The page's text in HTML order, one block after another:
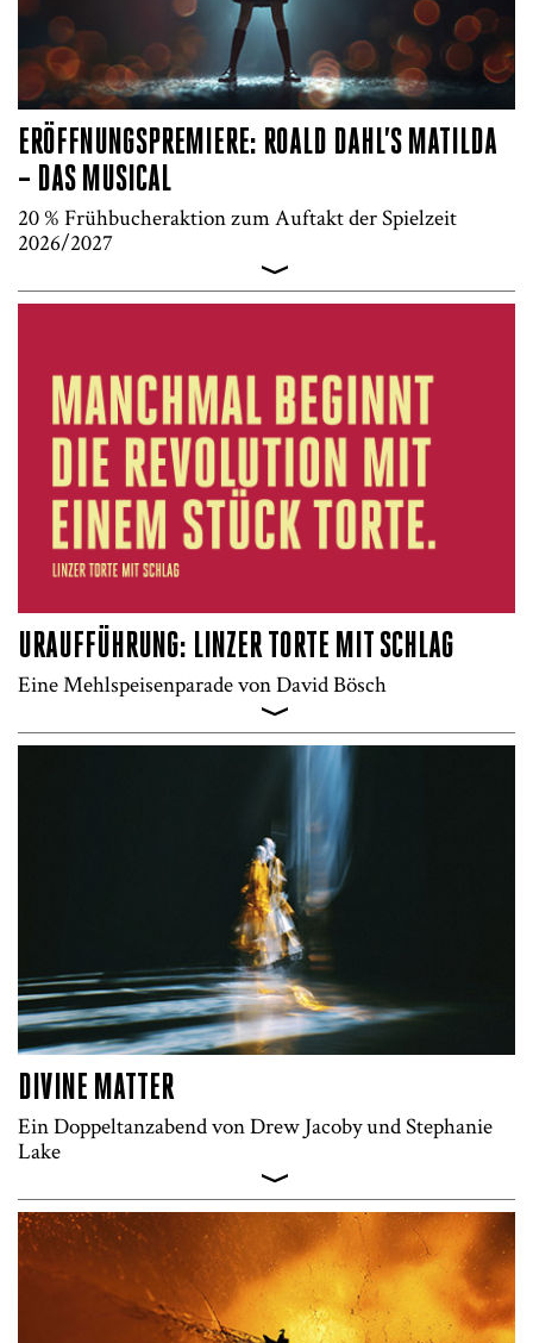
ERÖFFNUNGSPREMIERE: ROALD DAHL’S MATILDA
– DAS MUSICAL
20 % Frühbucheraktion zum Auftakt der Spielzeit
2026/2027
>
URAUFFÜHRUNG: LINZER TORTE MIT SCHLAG
Eine Mehlspeisenparade von David Bösch
>
DIVINE MATTER
Ein Doppeltanzabend von Drew Jacoby und Stephanie
Lake
>